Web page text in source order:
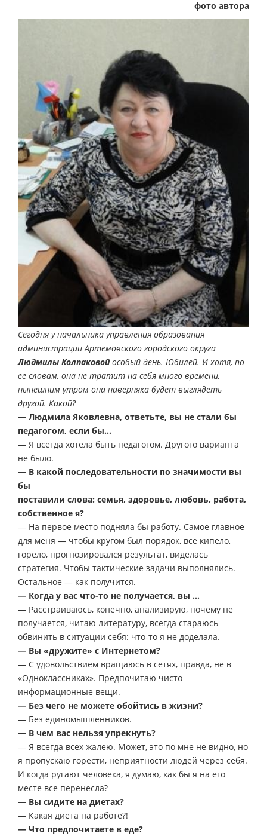
фото автора
Сегодня у начальника управления образования
администрации Артемовского городского округа
Людмилы Колпаковойособый день. Юбилей. И хотя, по
ее словам, она не тратит на себя много времени,
нынешним утром она наверняка будет выглядеть
другой. Какой?
— Людмила Яковлевна, ответьте, вы не стали бы
педагогом, если бы…
— Я всегда хотела быть педагогом. Другого варианта
не было.
— В какой последовательности по значимости вы
бы
поставили слова: семья, здоровье, любовь, работа,
собственное я?
— На первое место подняла бы работу. Самое главное
для меня — чтобы кругом был порядок, все кипело,
горело, прогнозировался результат, виделась
стратегия. Чтобы тактические задачи выполнялись.
Остальное — как получится.
— Когда у вас что-то не получается, вы …
— Расстраиваюсь, конечно, анализирую, почему не
получается, читаю литературу, всегда стараюсь
обвинить в ситуации себя: что-то я не доделала.
— Вы «дружите» с Интернетом?
— С удовольствием вращаюсь в сетях, правда, не в
«Одноклассниках». Предпочитаю чисто
информационные вещи.
— Без чего не можете обойтись в жизни?
— Без единомышленников.
— В чем вас нельзя упрекнуть?
— Я всегда всех жалею. Может, это по мне не видно, но
я пропускаю горести, неприятности людей через себя.
И когда ругают человека, я думаю, как бы я на его
месте все перенесла?
— Вы сидите на диетах?
— Какая диета на работе?!
— Что предпочитаете в еде?